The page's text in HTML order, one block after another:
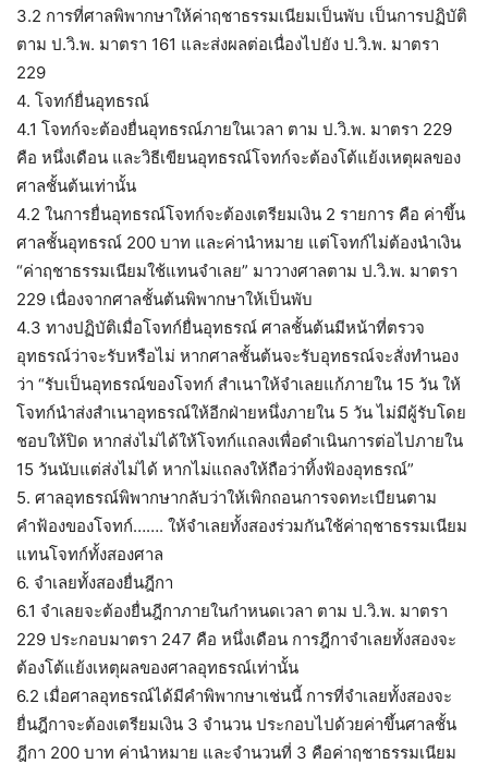
3.2 การที่ศาลพิพากษาให้ค่าฤชาธรรมเนียมเป็นพับ เป็นการปฏิบัติ
ตาม ป.วิ.พ. มาตรา 161 และส่งผลต่อเนื่องไปยัง ป.วิ.พ. มาตรา
229
4. โจทก์ยื่นอุทธรณ์
4.1 โจทก์จะต้องยื่นอุทธรณ์ภายในเวลา ตาม ป.วิ.พ. มาตรา 229
คือ หนึ่งเดือน และวิธีเขียนอุทธรณ์โจทก์จะต้องโต้แย้งเหตุผลของ
ศาลชั้นต้นเท่านั้น
4.2 ในการยื่นอุทธรณ์โจทก์จะต้องเตรียมเงิน 2 รายการ คือ ค่าขึ้น
ศาลชั้นอุทธรณ์ 200 บาท และค่านำหมาย แต่โจทก์ไม่ต้องนำเงิน
“ค่าฤชาธรรมเนียมใช้แทนจำเลย” มาวางศาลตาม ป.วิ.พ. มาตรา
229 เนื่องจากศาลชั้นต้นพิพากษาให้เป็นพับ
4.3 ทางปฏิบัติเมื่อโจทก์ยื่นอุทธรณ์ ศาลชั้นต้นมีหน้าที่ตรวจ
อุทธรณ์ว่าจะรับหรือไม่ หากศาลชั้นต้นจะรับอุทธรณ์จะสั่งทำนอง
ว่า “รับเป็นอุทธรณ์ของโจทก์ สำเนาให้จำเลยแก้ภายใน 15 วัน ให้
โจทก์นำส่งสำเนาอุทธรณ์ให้อีกฝ่ายหนึ่งภายใน 5 วัน ไม่มีผู้รับโดย
ชอบให้ปิด หากส่งไม่ได้ให้โจทก์แถลงเพื่อดำเนินการต่อไปภายใน
15 วันนับแต่ส่งไม่ได้ หากไม่แถลงให้ถือว่าทิ้งฟ้องอุทธรณ์”
5. ศาลอุทธรณ์พิพากษากลับว่าให้เพิกถอนการจดทะเบียนตาม
คำฟ้องของโจทก์……. ให้จำเลยทั้งสองร่วมกันใช้ค่าฤชาธรรมเนียม
แทนโจทก์ทั้งสองศาล
6. จำเลยทั้งสองยื่นฎีกา
6.1 จำเลยจะต้องยื่นฎีกาภายในกำหนดเวลา ตาม ป.วิ.พ. มาตรา
229 ประกอบมาตรา 247 คือ หนึ่งเดือน การฎีกาจำเลยทั้งสองจะ
ต้องโต้แย้งเหตุผลของศาลอุทธรณ์เท่านั้น
6.2 เมื่อศาลอุทธรณ์ได้มีคำพิพากษาเช่นนี้ การที่จำเลยทั้งสองจะ
ยื่นฎีกาจะต้องเตรียมเงิน 3 จำนวน ประกอบไปด้วยค่าขึ้นศาลชั้น
ฎีกา 200 บาท ค่านำหมาย และจำนวนที่ 3 คือค่าฤชาธรรมเนียม